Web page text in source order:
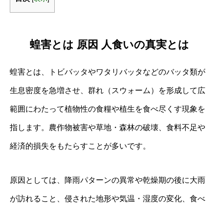
蝗害とは 原因 人食いの真実とは
蝗害とは、トビバッタやワタリバッタなどのバッタ類が
生息密度を急増させ、群れ（スウォーム）を形成して広
範囲にわたって植物性の食糧や植生を食べ尽くす現象を
指します。農作物被害や草地・森林の破壊、食料不足や
経済的損失をもたらすことが多いです。
原因としては、降雨パターンの異常や乾燥期の後に大雨
が訪れること、侵された地形や気温・湿度の変化、食べ